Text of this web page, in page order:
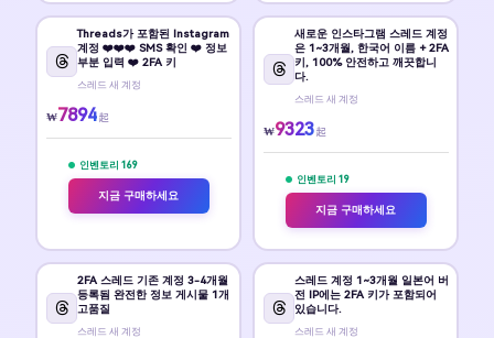
Threads가 포함된 Instagram
계정 ❤️❤️❤️ SMS 확인 ❤️ 정보
부분 입력 ❤️ 2FA 키
스레드 새 계정
₩7894 起
인벤토리 169
지금 구매하세요
새로운 인스타그램 스레드 계정
은 1~3개월, 한국어 이름 + 2FA
키, 100% 안전하고 깨끗합니
다.
스레드 새 계정
₩9323 起
인벤토리 19
지금 구매하세요
2FA 스레드 기존 계정 3-4개월
등록됨 완전한 정보 게시물 1개
고품질
스레드 새 계정
스레드 계정 1~3개월 일본어 버
전 IP에는 2FA 키가 포함되어
있습니다.
스레드 새 계정